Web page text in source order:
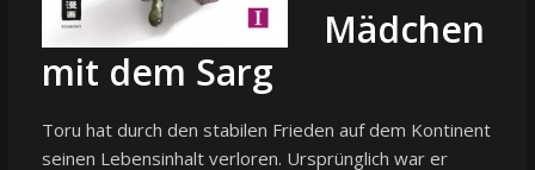
Mädchen
mit dem Sarg
Toru hat durch den stabilen Frieden auf dem Kontinent
seinen Lebensinhalt verloren. Ursprünglich war er